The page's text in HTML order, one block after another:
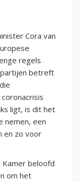
Cora van
regels
betreft
ligt, is dit het
nemen, een
en zo voor
Kamer beloofd
om het